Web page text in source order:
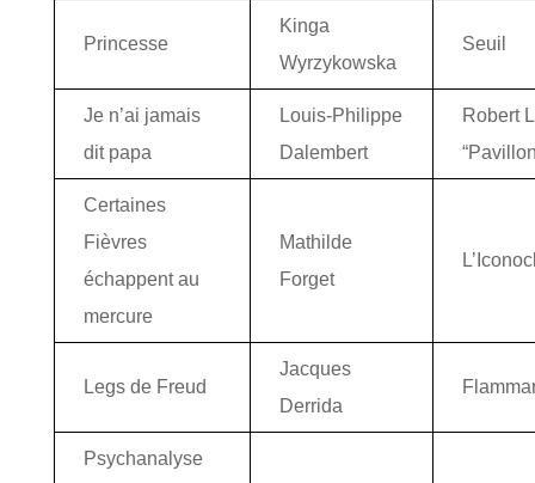
Princesse
Kinga
Wyrzykowska
Seuil
Je n’ai jamais
dit papa
Louis-Philippe
Dalembert
Robert
Certaines
Fièvres
échappent au
mercure
Mathilde
Forget
Legs de Freud
Jacques
Derrida
Psychanalyse